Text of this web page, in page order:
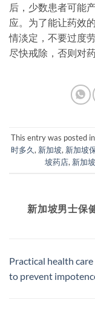
后，少数患者可能
应。为了能让药效
情淡定，不要过度
尽快戒除，否则对
This entry was posted in
时多久, 新加坡, 新加坡
坡药店, 新加
新加坡男士保
Practical health
to prevent